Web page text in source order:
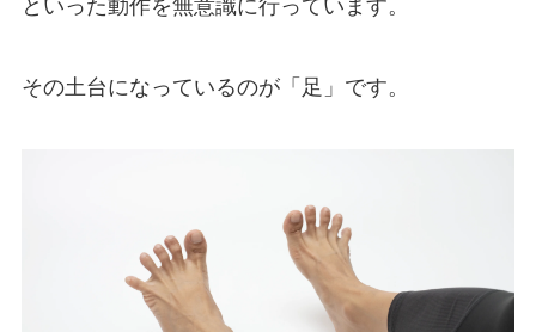
といった動作を無意識に行っています。
その土台になっているのが「足」です。